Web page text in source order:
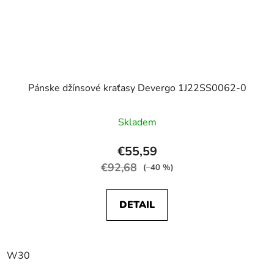
Pánske džínsové kraťasy Devergo 1J22SS0062-0
Skladem
€55,59
€92,68 (–40 %)
DETAIL
W30